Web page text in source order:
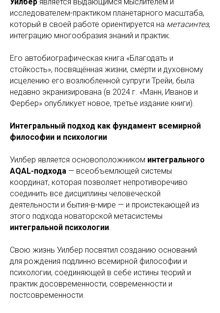
Уилбер является выдающимся мыслителем и
исследователем-практиком планетарного масштаба,
который в своей работе ориентируется на метасинтез,
интеграцию многообразия знаний и практик.
Его автобиографическая книга «Благодать и
стойкость», посвящённая жизни, смерти и духовному
исцелению его возлюбленной супруги Трейи, была
недавно экранизирована (в 2024 г. «Манн, Иванов и
Фербер» опубликует новое, третье издание книги).
Интегральный подход как фундамент всемирной
философии и психологии
Уилбер является основоположником интегрального
AQAL-подхода — всеобъемлющей системы
координат, которая позволяет непротиворечиво
соединить все дисциплины человеческой
деятельности и бытия-в-мире — и проистекающей из
этого подхода новаторской метасистемы
интегральной психологии.
Свою жизнь Уилбер посвятил созданию оснований
для рождения подлинно всемирной философии и
психологии, соединяющей в себе истины теорий и
практик досовременности, современности и
постсовременности.